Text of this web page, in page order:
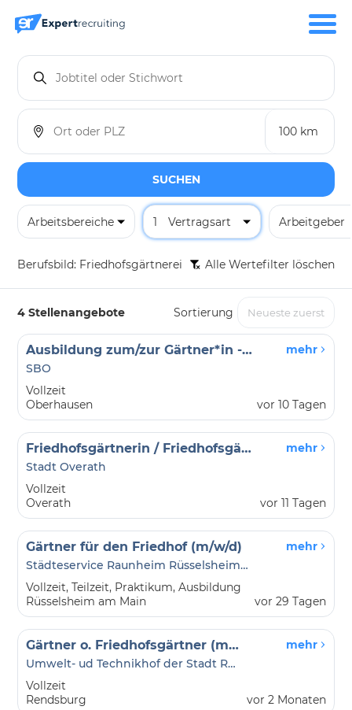
SUCHEN
Arbeitsbereiche 1 Vertragsart Arbeitgeber
Berufsbild: Friedhofsgärtnerei Alle Wertefilter löschen
4 Stellenangebote Sortierung
Ausbildung zum/zur Gärtner*in - Fachrichtung Friedhofsgärtnerei (m/w/d)
SBO
Vollzeit
Oberhausen
mehr
vor 10 Tagen
Friedhofsgärtnerin / Friedhofsgärtner (m/w/d)
Stadt Overath
Vollzeit
Overath
mehr
vor 11 Tagen
Gärtner für den Friedhof (m/w/d)
Städteservice Raunheim Rüsselsheim AöR
Vollzeit, Teilzeit, Praktikum, Ausbildung
Rüsselsheim am Main
mehr
vor 29 Tagen
Gärtner o. Friedhofsgärtner (m/w/d) im Umwelt- und Technikhof
Umwelt- ud Technikhof der Stadt Rendsburg
Vollzeit
Rendsburg
mehr
vor 2 Monaten